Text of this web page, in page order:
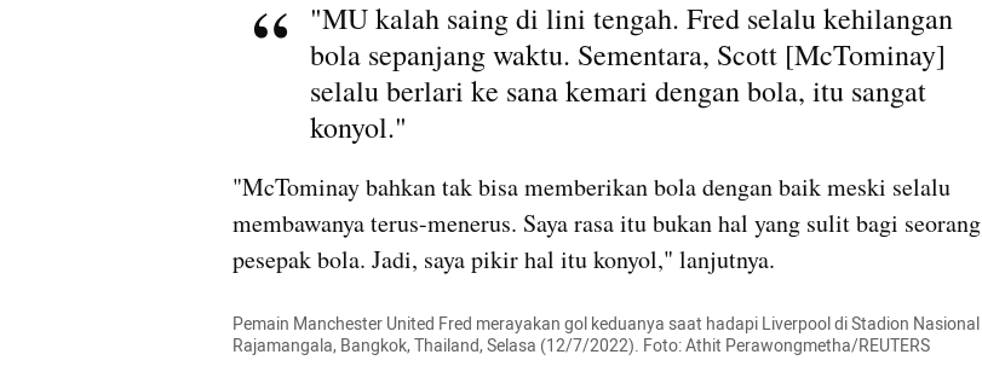
"MU kalah saing di lini tengah. Fred selalu kehilangan
bola sepanjang waktu. Sementara, Scott [McTominay]
selalu berlari ke sana kemari dengan bola, itu sangat
konyol."
"McTominay bahkan tak bisa memberikan bola dengan baik meski selalu
membawanya terus-menerus. Saya rasa itu bukan hal yang sulit bagi seorang
pesepak bola. Jadi, saya pikir hal itu konyol," lanjutnya.
Pemain Manchester United Fred merayakan gol keduanya saat hadapi Liverpool di Stadion Nasional
Rajamangala, Bangkok, Thailand, Selasa (12/7/2022). Foto: Athit Perawongmetha/REUTERS